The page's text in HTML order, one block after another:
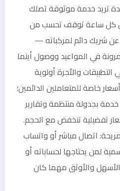
تريد خدمة موثوقة تصلك
كل ساعة توقف تحسب من
شريك دائم لمركباته —
في المواعيد ووصول أينما
والأجرة أولوية
خاصة للمتعاملين الدائمين؛
بجدولة منتظمة وتقارير
تفضيلية تنخفض مع الحجم.
اتصال مباشر أو واتساب
لمن يحتاجها لحساباته أو
الأسهل والأوثق مهما كان